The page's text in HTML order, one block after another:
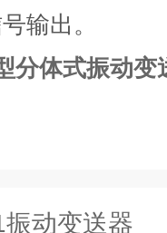
输出。
分体式振动变
动变送器